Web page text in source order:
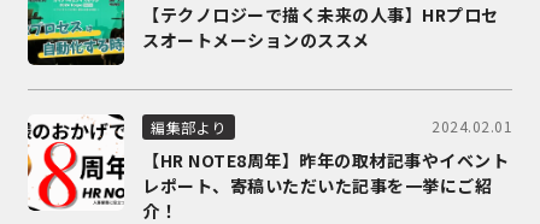
【テクノロジーで描く未来の人事】HRプロセ
スオートメーションのススメ
編集部より 2024.02.01
【HR NOTE8周年】昨年の取材記事やイベント
レポート、寄稿いただいた記事を一挙にご紹
介！